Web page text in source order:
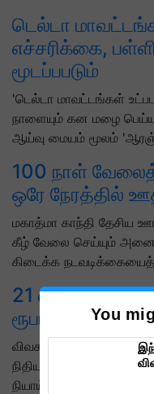
டெல்டா
எச்சரிக்கை,
மூடப்பபடும்
'டெல்டா மாவட்டங்கள்
நாளையும் கன மழை
ஆய்வு மையம் மூலம்
100 நாள்
ஒரே நேரத்தில்
மகாத்மா காந்தி தேசிய
கீழ் வேலை செய்யும்
கிடைக்க நடவடிக்கையைத்
21 லட்சம்
ரூபாய்! விவரம்
விவசாயத்தில் செலவைக்
நிதியுதவி அளிக்கவும்,
நியாய் யோஜனா” என்ற
You